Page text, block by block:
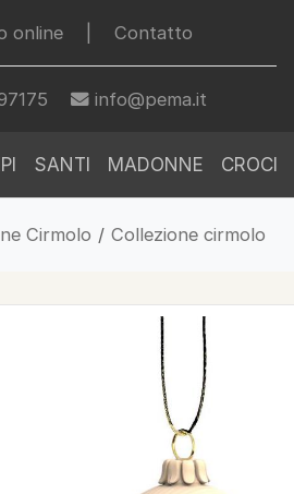
online Contatto
info@pema.it
SANTI MADONNE CROCI
Cirmolo / Collezione cirmolo